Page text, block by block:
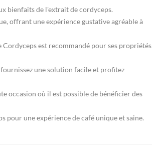
bienfaits de l'extrait de cordyceps.
offrant une expérience gustative agréable à
est recommandé pour ses propriétés
une solution facile et profitez
occasion où il est possible de bénéficier des
pour une expérience de café unique et saine.